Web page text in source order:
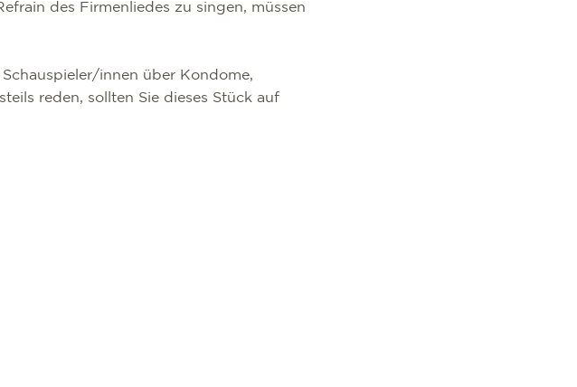
des Firmenliedes zu singen, müssen
innen über Kondome,
reden, sollten Sie dieses Stück auf